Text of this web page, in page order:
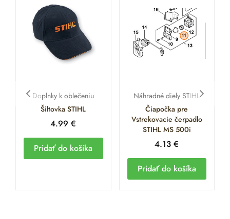
Doplnky k oblečeniu
Šiltovka STIHL
4.99€
Pridať do košíka
Náhradné diely STIHL
Čiapočka pre
Vstrekovacie čerpadlo
STIHL MS 500i
4.13€
Pridať do košíka